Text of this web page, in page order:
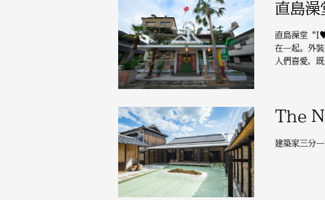
直島
直島澡堂“I♥
在一起。外
人們喜愛，
The
建築家三分